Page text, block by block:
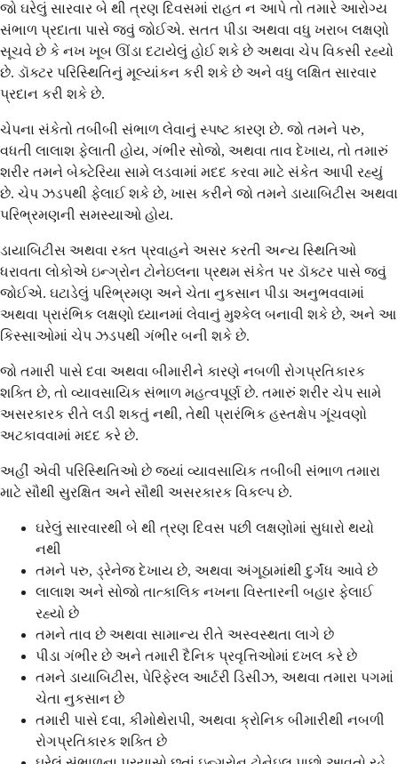
જો ઘરેલું સારવાર બે થી ત્રણ દિવસમાં રાહત ન આપે તો તમારે આરોગ્ય
સંભાળ પ્રદાતા પાસે જવું જોઈએ. સતત પીડા અથવા વધુ ખરાબ લક્ષણો
સૂચવે છે કે નખ ખૂબ ઊંડા દટાયેલું હોઈ શકે છે અથવા ચેપ વિકસી રહ્યો
છે. ડૉક્ટર પરિસ્થિતિનું મૂલ્યાંકન કરી શકે છે અને વધુ લક્ષિત સારવાર
પ્રદાન કરી શકે છે.
ચેપના સંકેતો તબીબી સંભાળ લેવાનું સ્પષ્ટ કારણ છે. જો તમને પરુ,
વધતી લાલાશ ફેલાતી હોય, ગંભીર સોજો, અથવા તાવ દેખાય, તો તમારું
શરીર તમને બેક્ટેરિયા સામે લડવામાં મદદ કરવા માટે સંકેત આપી રહ્યું
છે. ચેપ ઝડપથી ફેલાઈ શકે છે, ખાસ કરીને જો તમને ડાયાબિટીસ અથવા
પરિભ્રમણની સમસ્યાઓ હોય.
ડાયાબિટીસ અથવા રક્ત પ્રવાહને અસર કરતી અન્ય સ્થિતિઓ
ધરાવતા લોકોએ ઇન્ગ્રોન ટોનેઇલના પ્રથમ સંકેત પર ડૉક્ટર પાસે જવું
જોઈએ. ઘટાડેલું પરિભ્રમણ અને ચેતા નુકસાન પીડા અનુભવવામાં
અથવા પ્રારંભિક લક્ષણો ધ્યાનમાં લેવાનું મુશ્કેલ બનાવી શકે છે, અને આ
કિસ્સાઓમાં ચેપ ઝડપથી ગંભીર બની શકે છે.
જો તમારી પાસે દવા અથવા બીમારીને કારણે નબળી રોગપ્રતિકારક
શક્તિ છે, તો વ્યાવસાયિક સંભાળ મહત્વપૂર્ણ છે. તમારું શરીર ચેપ સામે
અસરકારક રીતે લડી શકતું નથી, તેથી પ્રારંભિક હસ્તક્ષેપ ગૂંચવણો
અટકાવવામાં મદદ કરે છે.
અહીં એવી પરિસ્થિતિઓ છે જ્યાં વ્યાવસાયિક તબીબી સંભાળ તમારા
માટે સૌથી સુરક્ષિત અને સૌથી અસરકારક વિકલ્પ છે.
ઘરેલું સારવારથી બે થી ત્રણ દિવસ પછી લક્ષણોમાં સુધારો થયો
નથી
તમને પરુ, ડ્રેનેજ દેખાય છે, અથવા અંગૂઠામાંથી દુર્ગંધ આવે છે
લાલાશ અને સોજો તાત્કાલિક નખના વિસ્તારની બહાર ફેલાઈ
રહ્યો છે
તમને તાવ છે અથવા સામાન્ય રીતે અસ્વસ્થતા લાગે છે
પીડા ગંભીર છે અને તમારી દૈનિક પ્રવૃત્તિઓમાં દખલ કરે છે
તમને ડાયાબિટીસ, પેરિફેરલ આર્ટરી ડિસીઝ, અથવા તમારા પગમાં
ચેતા નુકસાન છે
તમારી પાસે દવા, કીમોથેરાપી, અથવા ક્રોનિક બીમારીથી નબળી
રોગપ્રતિકારક શક્તિ છે